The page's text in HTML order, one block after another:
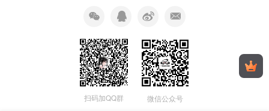
扫码加QQ群 微信公众号